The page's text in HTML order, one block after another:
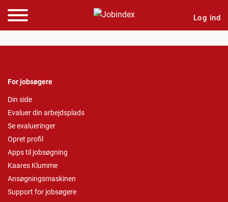
Log ind
For jobsøgere
Din side
Evaluer din arbejdsplads
Se evalueringer
Opret profil
Apps til jobsøgning
Kaares Klumme
Ansøgningsmaskinen
Support for jobsøgere